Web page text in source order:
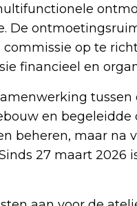
De
op te
financieel en
tussen
en begeleidde
beheren, maar na
27 maart 2026